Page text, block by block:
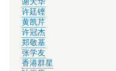
许廷铿
黄凯芹
许冠杰
郑敬基
张学友
香港群星